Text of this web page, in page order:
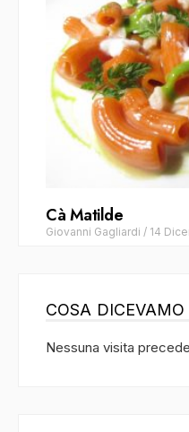
Cà Matilde
Giovanni Gagliardi / 14
COSA DICEVAMO
Nessuna visita